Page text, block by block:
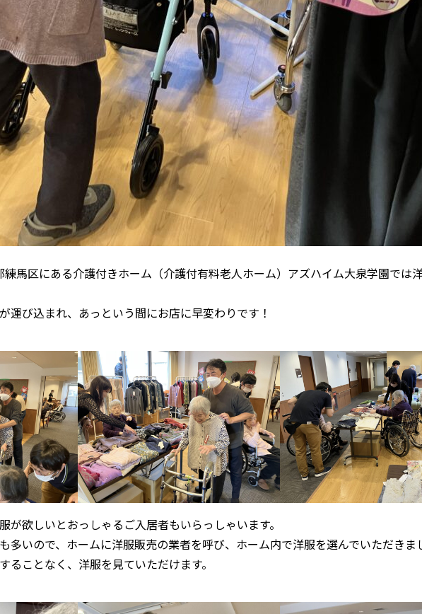
馬区にある介護付きホーム（介護付有料老人ホーム）アズハイム大泉学園では
運び込まれ、あっという間にお店に早変わりです！
が欲しいとおっしゃるご入居者もいらっしゃいます。
多いので、ホームに洋服販売の業者を呼び、ホーム内で洋服を選んでいただきま
ることなく、洋服を見ていただけます。